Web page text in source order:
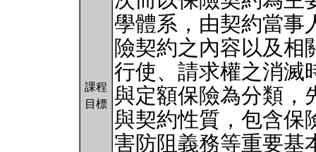
課程
目標
學體系，由契約當事
險契約之內容以及相
行使、請求權之消滅
與定額保險為分類，
與契約性質，包含保
害防阻義務等重要基